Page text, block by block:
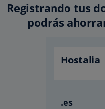
Registrando tus
podrás
Hostalia
.es